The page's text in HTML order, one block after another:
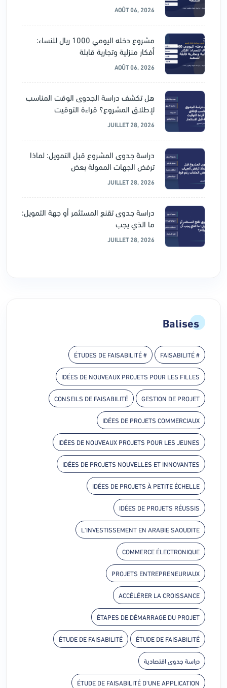
AOÛT 06, 2026
مشروع دخله اليومي 1000 ريال للنساء:
أفكار منزلية وتجارية قابلة
AOÛT 06, 2026
هل تكشف دراسة الجدوى الوقت المناسب
لإطلاق المشروع؟ قراءة التوقيت
JUILLET 28, 2026
دراسة جدوى المشروع قبل التمويل: لماذا
ترفض الجهات الممولة بعض
JUILLET 28, 2026
دراسة جدوى تقنع المستثمر أو جهة التمويل:
ما الذي يجب
JUILLET 28, 2026
Balises
# FAISABILITÉ
# ÉTUDES DE FAISABILITÉ
IDÉES DE NOUVEAUX PROJETS POUR LES FILLES
GESTION DE PROJET
CONSEILS DE FAISABILITÉ
IDÉES DE PROJETS COMMERCIAUX
IDÉES DE NOUVEAUX PROJETS POUR LES JEUNES
IDÉES DE PROJETS NOUVELLES ET INNOVANTES
IDÉES DE PROJETS À PETITE ÉCHELLE
IDÉES DE PROJETS RÉUSSIS
L'INVESTISSEMENT EN ARABIE SAOUDITE
COMMERCE ÉLECTRONIQUE
PROJETS ENTREPRENEURIAUX
ACCÉLÉRER LA CROISSANCE
ÉTAPES DE DÉMARRAGE DU PROJET
ÉTUDE DE FAISABILITÉ
ÉTUDE DE FAISABILITÉ
دراسة جدوى اقتصادية
ÉTUDE DE FAISABILITÉ D'UNE APPLICATION